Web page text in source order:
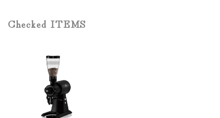
Checked ITEMS